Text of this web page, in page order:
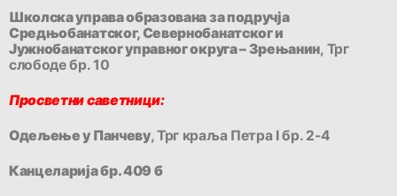
Школска управа образована за подручја
Средњобанатског, Севернобанатског и
Јужнобанатског управног округа – Зрењанин, Трг
слободе бр. 10
Просветни саветници:
Одељење у Панчеву, Трг краља Петра I бр. 2-4
Канцеларија бр. 409 б